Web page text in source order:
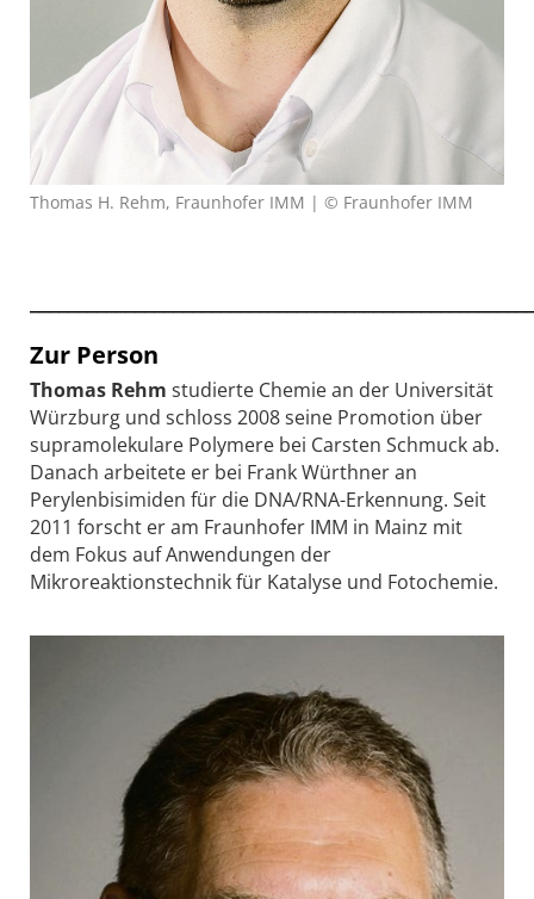
Thomas H. Rehm, Fraunhofer IMM | © Fraunhofer IMM
Zur Person
Thomas Rehm studierte Chemie an der Universität
Würzburg und schloss 2008 seine Promotion über
supramolekulare Polymere bei Carsten Schmuck ab.
Danach arbeitete er bei Frank Würthner an
Perylenbisimiden für die DNA/RNA-Erkennung. Seit
2011 forscht er am Fraunhofer IMM in Mainz mit
dem Fokus auf Anwendungen der
Mikroreaktionstechnik für Katalyse und Fotochemie.